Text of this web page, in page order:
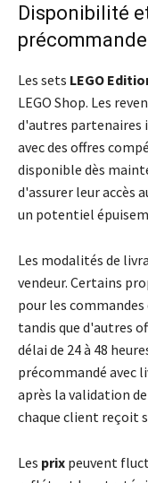
Disponibilité
Les sets LEGO
LEGO Shop. Les
d'autres
avec des offres
disponible dès
d'assurer leur accès
un potentiel
Les modalités de
vendeur. Certains
pour les
tandis que d'autres
délai de 24 à 48
précommandé avec
après la validation
chaque client reçoit
Les prix peuvent